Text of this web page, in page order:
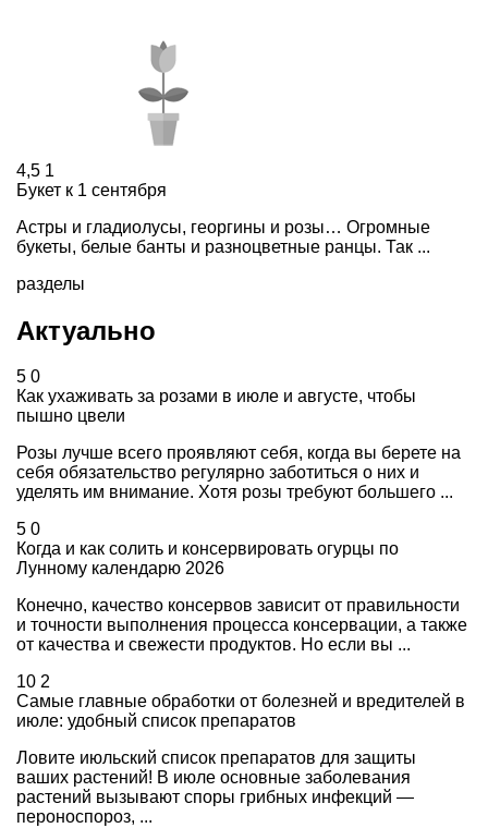
4,5 1
Букет к 1 сентября
Астры и гладиолусы, георгины и розы… Огромные
букеты, белые банты и разноцветные ранцы. Так ...
разделы
Актуально
5 0
Как ухаживать за розами в июле и августе, чтобы
пышно цвели
Розы лучше всего проявляют себя, когда вы берете на
себя обязательство регулярно заботиться о них и
уделять им внимание. Хотя розы требуют большего ...
5 0
Когда и как солить и консервировать огурцы по
Лунному календарю 2026
Конечно, качество консервов зависит от правильности
и точности выполнения процесса консервации, а также
от качества и свежести продуктов. Но если вы ...
10 2
Самые главные обработки от болезней и вредителей в
июле: удобный список препаратов
Ловите июльский список препаратов для защиты
ваших растений! В июле основные заболевания
растений вызывают споры грибных инфекций —
пероноспороз, ...